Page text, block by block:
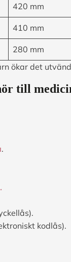
420 mm
410 mm
280 mm
ökar det
till
.
kodlås).